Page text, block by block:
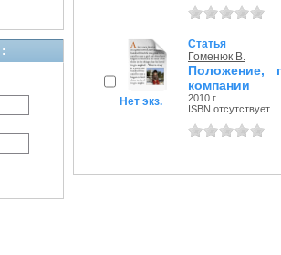
Нет экз.
Статья
Гоменюк В.
Положение,
компании
2010 г.
ISBN отсутствует